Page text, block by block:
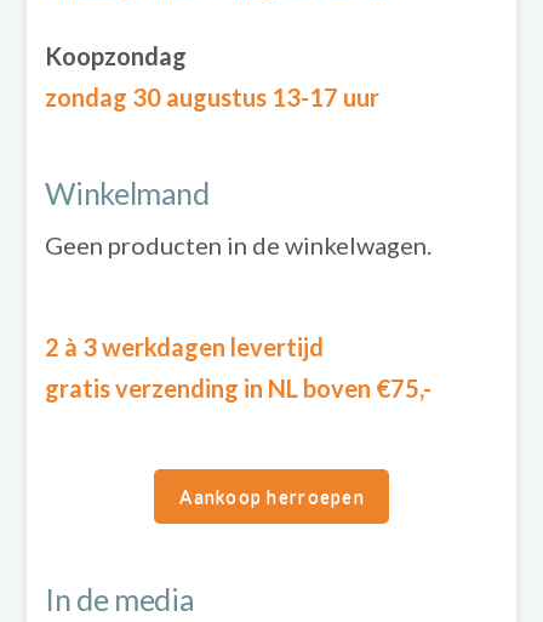
Koopzondag
zondag 30 augustus 13-17 uur
Winkelmand
Geen producten in de winkelwagen.
2 à 3 werkdagen levertijd
gratis verzending in NL boven €75,-
Aankoop herroepen
In de media